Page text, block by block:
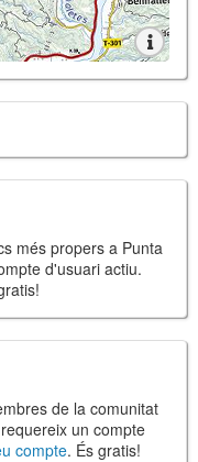
més propers a Punta
d'usuari actiu.
de la comunitat
un compte
compte. És gratis!